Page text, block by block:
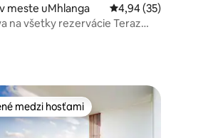
4,84 z 5, počet hodnotení: 177
meste uMhlanga Priemerné
4,94 (35)
na všetky rezervácie Teraz
medzi hosťami
medzi hosťami